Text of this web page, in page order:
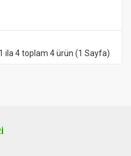
ila 4 toplam 4 ürün (1 Sayfa)